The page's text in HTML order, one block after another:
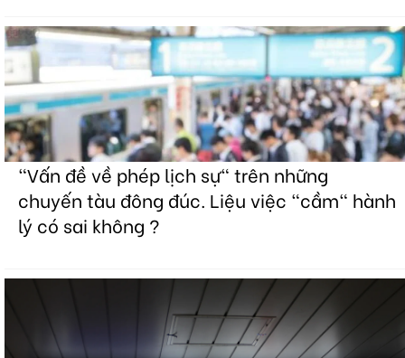
"Vấn đề về phép lịch sự" trên những
chuyến tàu đông đúc. Liệu việc "cầm" hành
lý có sai không ?